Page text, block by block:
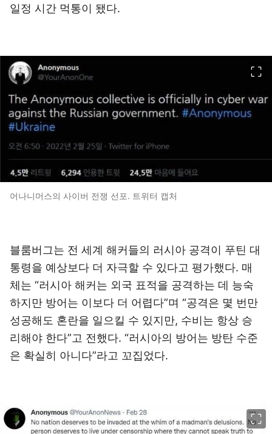
일정 시간 먹통이 됐다.
어나니머스의 사이버 전쟁 선포. 트위터 캡처
블룸버그는 전 세계 해커들의 러시아 공격이 푸틴 대
통령을 예상보다 더 자극할 수 있다고 평가했다. 매
체는 “러시아 해커는 외국 표적을 공격하는 데 능숙
하지만 방어는 이보다 더 어렵다”며 “공격은 몇 번만
성공해도 혼란을 일으킬 수 있지만, 수비는 항상 승
리해야 한다”고 전했다. “러시아의 방어는 방탄 수준
은 확실히 아니다”라고 꼬집었다.